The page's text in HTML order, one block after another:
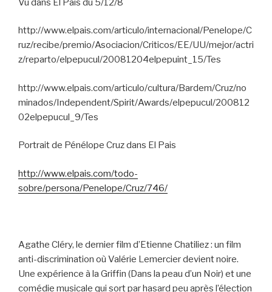
Vu dans El Pais du 5/12/8
http://www.elpais.com/articulo/internacional/Penelope/C
ruz/recibe/premio/Asociacion/Criticos/EE/UU/mejor/actri
z/reparto/elpepucul/20081204elpepuint_15/Tes
http://www.elpais.com/articulo/cultura/Bardem/Cruz/no
minados/Independent/Spirit/Awards/elpepucul/200812
02elpepucul_9/Tes
Portrait de Pénélope Cruz dans El Pais
http://www.elpais.com/todo-
sobre/persona/Penelope/Cruz/746/
Agathe Cléry, le dernier film d’Etienne Chatiliez : un film
anti-discrimination où Valérie Lemercier devient noire.
Une expérience à la Griffin (Dans la peau d’un Noir) et une
comédie musicale qui sort par hasard peu après l’élection